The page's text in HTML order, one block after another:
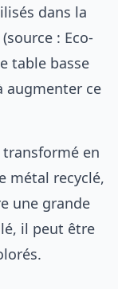
dans la
: Eco-
table basse
augmenter ce
transformé en
métal recyclé,
une grande
il peut être